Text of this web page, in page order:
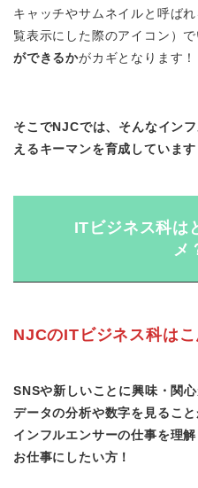
キャッチやサムネイルと呼ば
覧表示にした際のアイコン）で
ができるかがカギとなります！
そこでNJCでは、そんなイン
えるキーマンを育成しています
ITビジネス科は
メ
NJCのITビジネス科はこ
SNSや新しいことに興味・関心
データの分析や数字を見ること
インフルエンサーの仕事を理
お仕事にしたい方！